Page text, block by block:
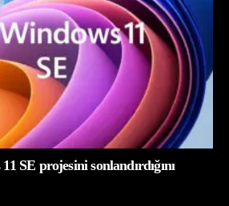
SE projesini sonlandırdığını